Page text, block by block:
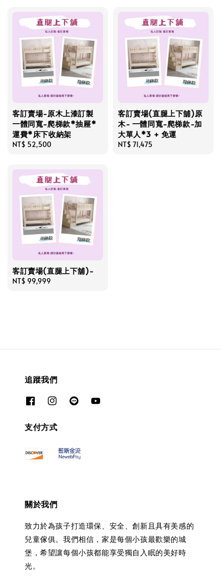
客訂賣場-原木上漆訂製
一體同寬-爬梯款*抽屜*
運費*床下收納架
Regular
NT$ 52,500
客訂賣場(直腿上下舖)原
木- 一體同寬-爬梯款-加
大單人*3 + 免運
Regular
NT$ 71,475
客訂賣場(直腿上下舖)-
Regular
NT$ 99,999
追蹤我們
支付方式
關於我們
致力於為孩子打造環保、安全、創新且具有美感的
兒童傢俱。我們相信，家是每個小孩最歡樂的城
堡，希望讓每個小孩都能享受獨自入眠的美好時
光。